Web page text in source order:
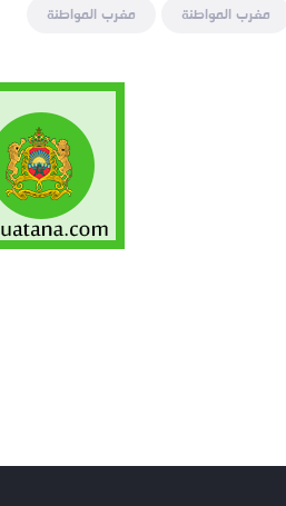
مغرب المواطنة مغرب المواطنة